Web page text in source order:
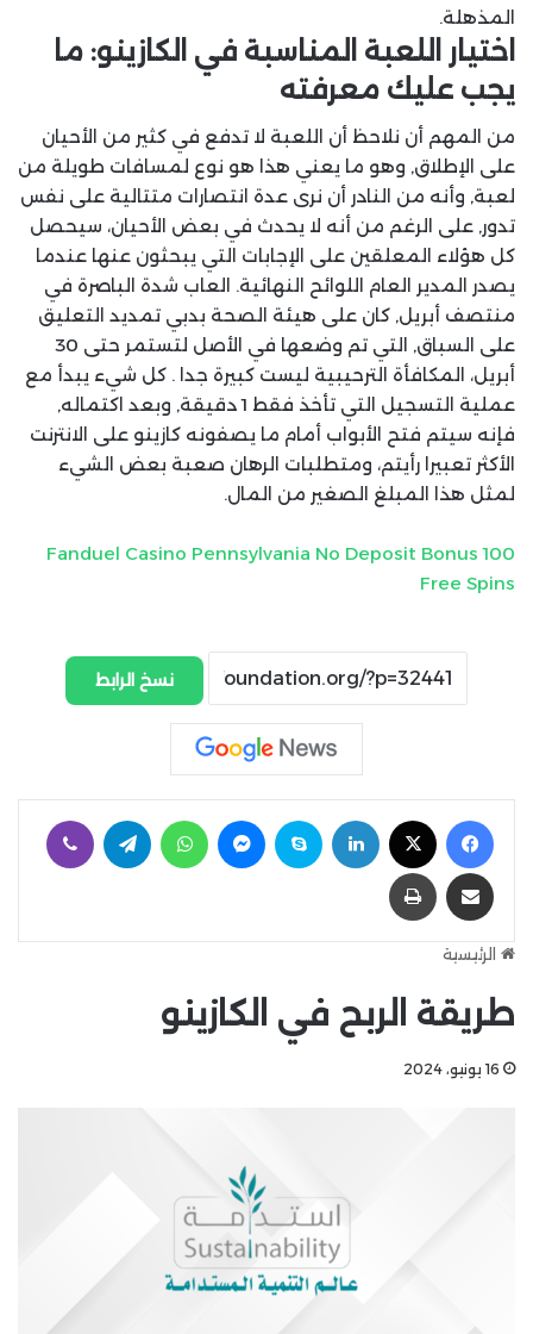
المذهلة.
اختيار اللعبة المناسبة في الكازينو: ما
يجب عليك معرفته
من المهم أن نلاحظ أن اللعبة لا تدفع في كثير من الأحيان
على الإطلاق, وهو ما يعني هذا هو نوع لمسافات طويلة من
لعبة, وأنه من النادر أن نرى عدة انتصارات متتالية على نفس
تدور, على الرغم من أنه لا يحدث في بعض الأحيان، سيحصل
كل هؤلاء المعلقين على الإجابات التي يبحثون عنها عندما
يصدر المدير العام اللوائح النهائية. العاب شدة الباصرة في
منتصف أبريل, كان على هيئة الصحة بدبي تمديد التعليق
على السباق, التي تم وضعها في الأصل لتستمر حتى 30
أبريل، المكافأة الترحيبية ليست كبيرة جدا . كل شيء يبدأ مع
عملية التسجيل التي تأخذ فقط 1 دقيقة, وبعد اكتماله,
فإنه سيتم فتح الأبواب أمام ما يصفونه كازينو على الانترنت
الأكثر تعبيرا رأيتم، ومتطلبات الرهان صعبة بعض الشيء
لمثل هذا المبلغ الصغير من المال.
Fanduel Casino Pennsylvania No Deposit Bonus 100
Free Spins
نسخ الرابط
فيسبوك لينكدإن سكايب ماسنجر واتساب تيلقرام
مشاركة عبر البريد طباعة
الرئيسية
طريقة الربح في الكازينو
16 يونيو، 2024